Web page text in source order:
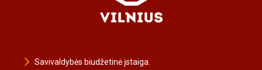
Savivaldybės biudžetinė įstaiga.